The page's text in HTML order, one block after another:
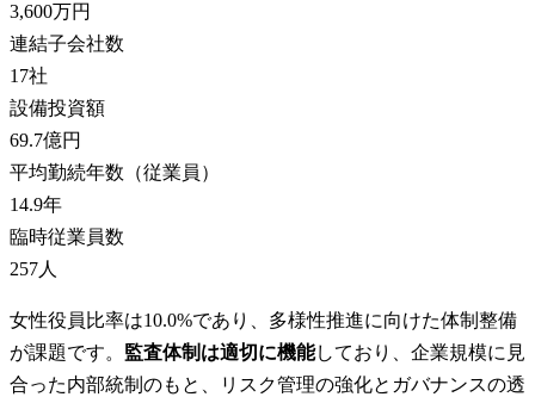
3,600万円
連結子会社数
17社
設備投資額
69.7億円
平均勤続年数（従業員）
14.9年
臨時従業員数
257人
女性役員比率は10.0%であり、多様性推進に向けた体制整備
が課題です。 監査体制は適切に機能しており、企業規模に見
合った内部統制のもと、リスク管理の強化とガバナンスの透